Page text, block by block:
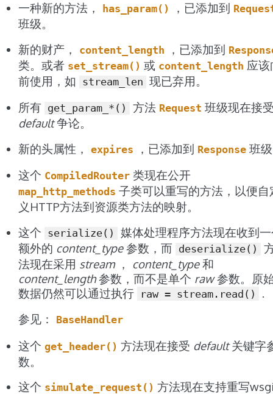
一种新的方法，
has_param() ，已添加到
班级。
新的财产，
content_length ，已添加到
类。或者 set_stream() 或 content_length 应该
前使用，如
stream_len 现已弃用。
所有 get_param_*() 方法 Request 班级现在接
default争论。
新的头属性， expires ，已添加到 Response 班
这个 CompiledRouter 类现在公开
map_http_methods 子类可以重写的方法，以便自
义HTTP方法到资源类方法的映射。
这个 serialize()
媒体处理程序方法现在收到
额外的 content_type参数，而 deserialize()
法现在采用 stream， content_type和
content_length参数，而不是单个 raw参数。原
数据仍然可以通过执行
raw = stream.read()
参见：
BaseHandler
这个 get_header() 方法现在接受 default关键字
数。
这个 simulate_request() 方法现在支持重写